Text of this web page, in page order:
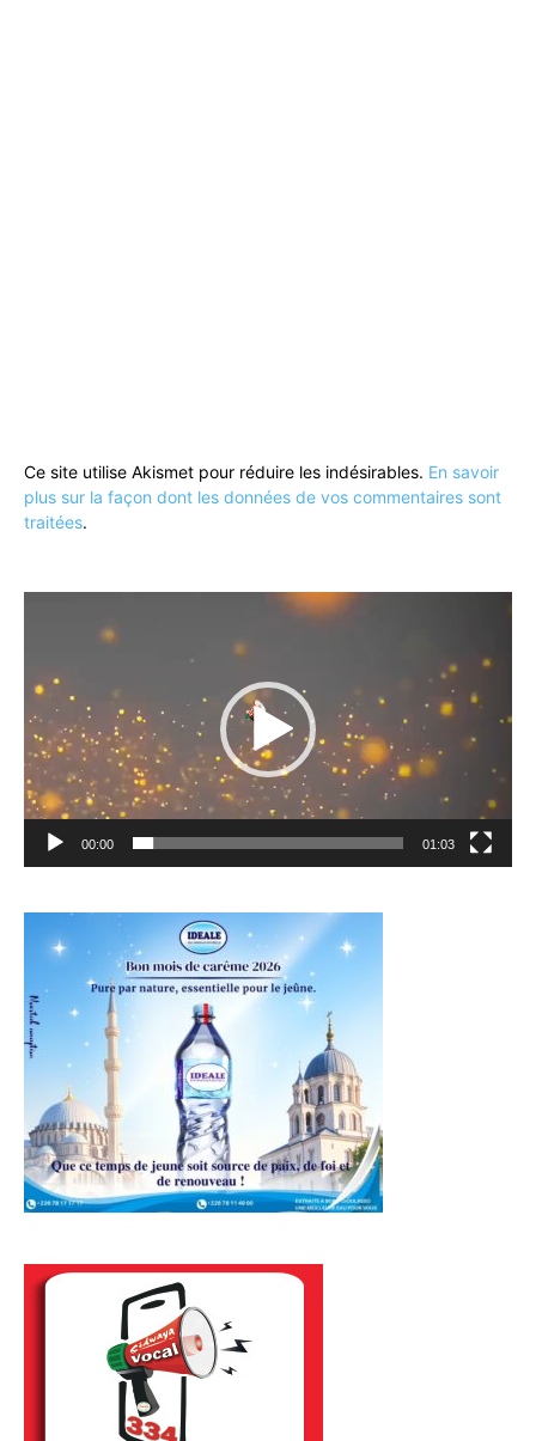
Ce site utilise Akismet pour réduire les indésirables. En savoir
plus sur la façon dont les données de vos commentaires sont
traitées.
00:00 01:03